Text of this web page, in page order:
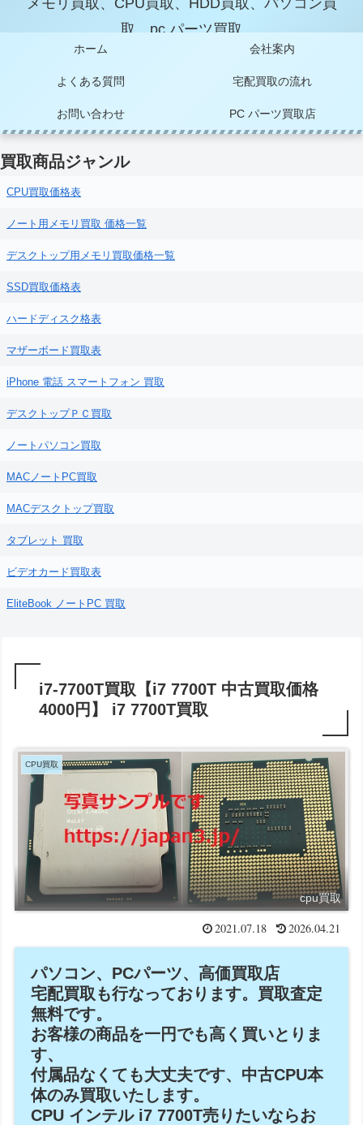
メモリ買取、CPU買取、HDD買取、パソコン買
取、pc パーツ買取
ホーム 会社案内
よくある質問 宅配買取の流れ
お問い合わせ PC パーツ買取店
買取商品ジャンル
CPU買取価格表
ノート用メモリ買取 価格一覧
デスクトップ用メモリ買取価格一覧
SSD買取価格表
ハードディスク格表
マザーボード買取表
iPhone 電話 スマートフォン 買取
デスクトップＰＣ買取
ノートパソコン買取
MACノートPC買取
MACデスクトップ買取
タブレット 買取
ビデオカード買取表
EliteBook ノートPC 買取
i7-7700T買取【i7 7700T 中古買取価格
4000円】 i7 7700T買取
CPU買取
cpu買取
2021.07.18 2026.04.21
パソコン、PCパーツ、高価買取店
宅配買取も行なっております。買取査定
無料です。
お客様の商品を一円でも高く買いとりま
す、
付属品なくても大丈夫です、中古CPU本
体のみ買取いたします。
CPU インテル i7 7700T売りたいならお